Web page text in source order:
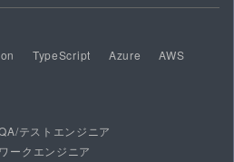
TypeScript Azure
AWS
テストエンジニア
ークエンジニア